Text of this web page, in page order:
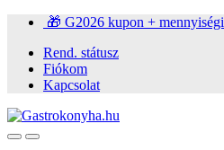
Ugrás
navigációhoz
Ugrás
tartalomra
🎁 G2026 kupon +
Rend. státusz
Fiókom
Kapcsolat
OpenClose